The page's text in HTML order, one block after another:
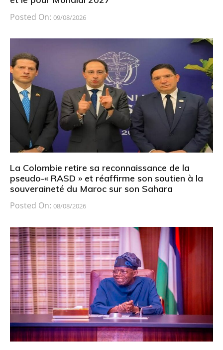
Posted On: 09/08/2026
La Colombie retire sa reconnaissance de la
pseudo-« RASD » et réaffirme son soutien à la
souveraineté du Maroc sur son Sahara
Posted On: 08/08/2026